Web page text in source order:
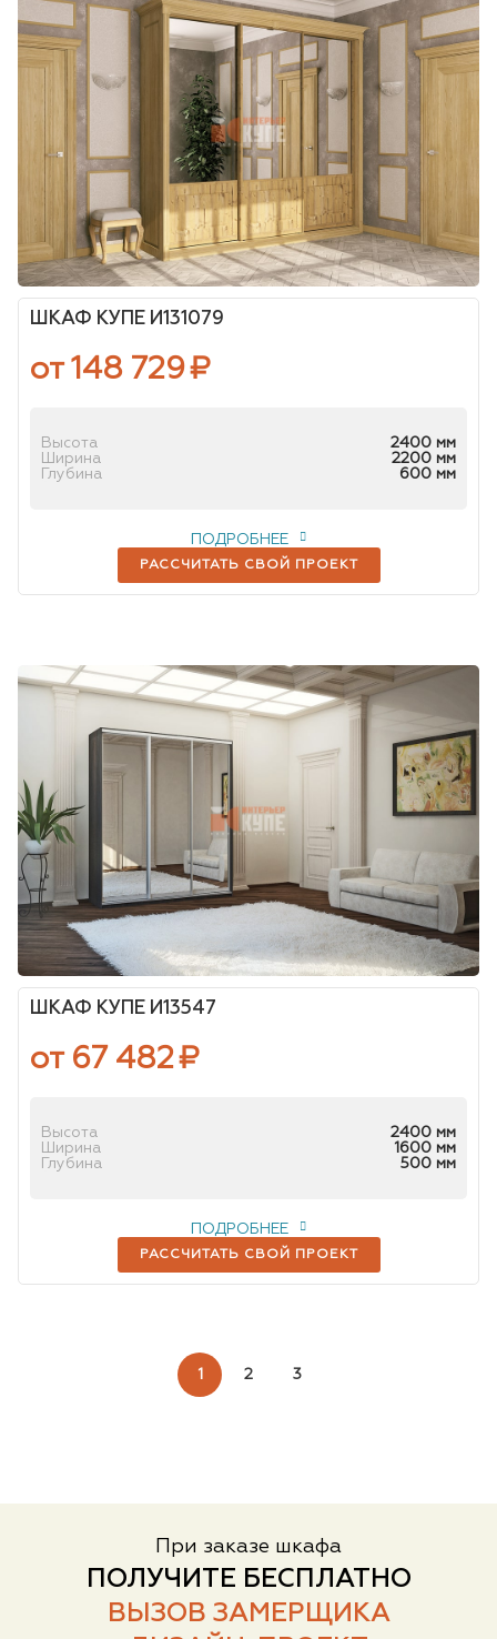
ШКАФ КУПЕ И131079
от 148 729₽
Высота
2400 мм
Ширина
2200 мм
Глубина
600 мм
РАССЧИТАТЬ СВОЙ ПРОЕКТ
ПОДРОБНЕЕ
ШКАФ КУПЕ И13547
от 67 482₽
Высота
2400 мм
Ширина
1600 мм
Глубина
500 мм
РАССЧИТАТЬ СВОЙ ПРОЕКТ
ПОДРОБНЕЕ
1 2 3
При заказе шкафа
ПОЛУЧИТЕ БЕСПЛАТНО
ВЫЗОВ ЗАМЕРЩИКА